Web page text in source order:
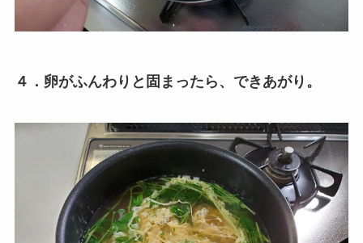
４．卵がふんわりと固まったら、できあがり。